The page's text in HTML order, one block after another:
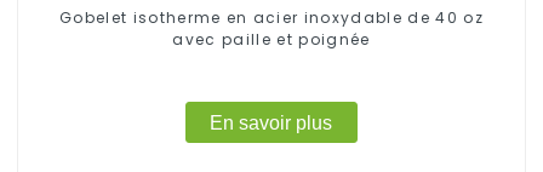
Gobelet isotherme en acier inoxydable de 40 oz
avec paille et poignée
En savoir plus